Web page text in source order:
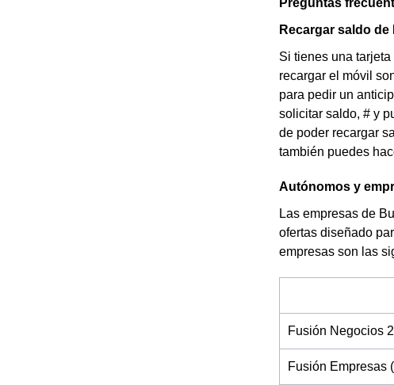
Preguntas
Recargar saldo
Si tienes una
recargar el móvil
para pedir un
solicitar saldo, # y
de poder recargar
también puedes
Autónomos y
Las empresas de
ofertas diseñado
empresas son las
Fusión Negocios
Fusión Empresas